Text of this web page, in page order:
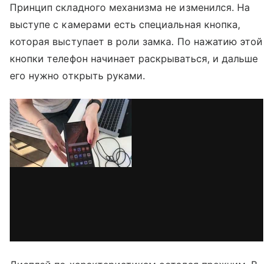
Принцип складного механизма не изменился. На
выступе с камерами есть специальная кнопка,
которая выступает в роли замка. По нажатию этой
кнопки телефон начинает раскрываться, и дальше
его нужно открыть руками.